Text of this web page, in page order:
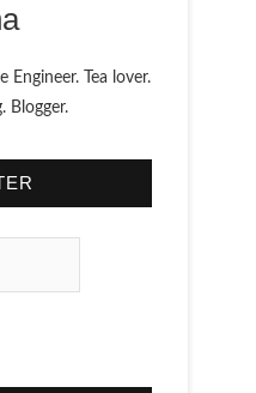
Engineer. Tea lover.
Blogger.